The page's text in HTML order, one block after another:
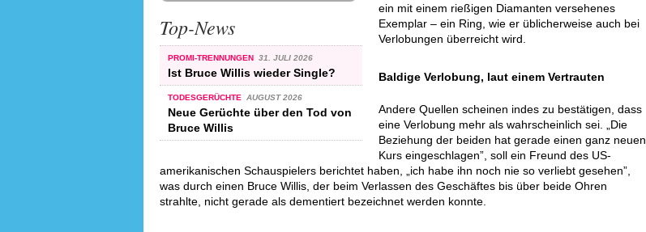
Top-News
PROMI-TRENNUNGEN 31. JULI 2026
Ist Bruce Willis wieder Single?
TODESGERÜCHTE AUGUST 2026
Neue Gerüchte über den Tod von
Bruce Willis
ein mit einem rießigen Diamanten versehenes
Exemplar – ein Ring, wie er üblicherweise auch bei
Verlobungen überreicht wird.
Baldige Verlobung, laut einem Vertrauten
Andere Quellen scheinen indes zu bestätigen, dass
eine Verlobung mehr als wahrscheinlich sei. „Die
Beziehung der beiden hat gerade einen ganz neuen
Kurs eingeschlagen”, soll ein Freund des US-
amerikanischen Schauspielers berichtet haben, „ich habe ihn noch nie so verliebt gesehen”,
was durch einen Bruce Willis, der beim Verlassen des Geschäftes bis über beide Ohren
strahlte, nicht gerade als dementiert bezeichnet werden konnte.